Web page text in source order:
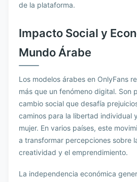
de la plataforma.
Impacto Social y
Mundo Árabe
Los modelos árabes en OnlyFans
más que un fenómeno digital. Son
cambio social que desafía
caminos para la libertad individual
mujer. En varios países, este
a transformar percepciones sobre
creatividad y el emprendimiento.
La independencia económica